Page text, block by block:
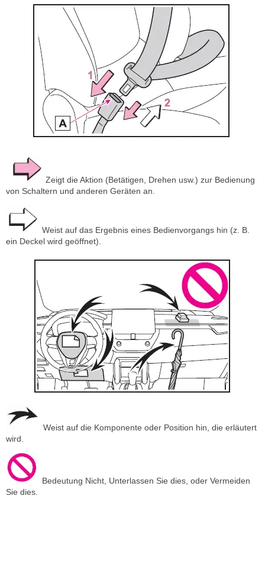
Zeigt die Aktion (Betätigen, Drehen usw.) zur Bedienung
von Schaltern und anderen Geräten an.
Weist auf das Ergebnis eines Bedienvorgangs hin (z. B.
ein Deckel wird geöffnet).
Weist auf die Komponente oder Position hin, die erläutert
wird.
Bedeutung Nicht, Unterlassen Sie dies, oder Vermeiden
Sie dies.